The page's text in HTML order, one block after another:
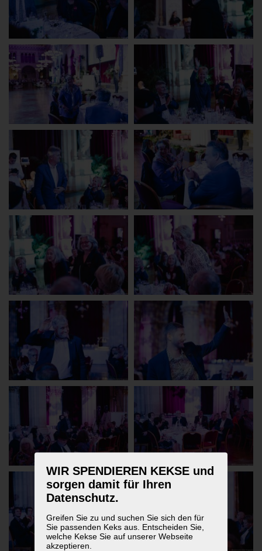
WIR SPENDIEREN KEKSE und
sorgen damit für Ihren
Datenschutz.
Greifen Sie zu und suchen Sie sich den für
Sie passenden Keks aus. Entscheiden Sie,
welche Kekse Sie auf unserer Webseite
akzeptieren.